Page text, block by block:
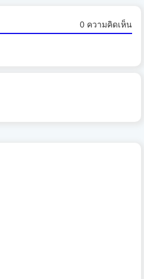
0 ความคิดเห็น